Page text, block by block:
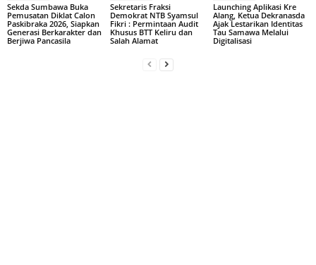
Sekda Sumbawa Buka
Pemusatan Diklat Calon
Paskibraka 2026, Siapkan
Generasi Berkarakter dan
Berjiwa Pancasila
Sekretaris Fraksi
Demokrat NTB Syamsul
Fikri : Permintaan Audit
Khusus BTT Keliru dan
Salah Alamat
Launching Aplikasi Kre
Alang, Ketua Dekranasda
Ajak Lestarikan Identitas
Tau Samawa Melalui
Digitalisasi